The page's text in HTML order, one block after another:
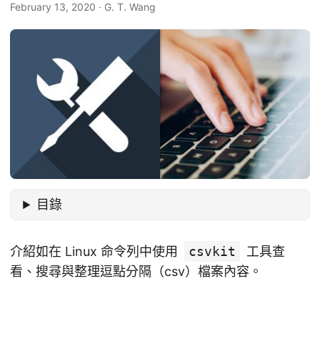
February 13, 2020 · G. T. Wang
目錄
介紹如在 Linux 命令列中使用 csvkit
工具查
看、搜尋與整理逗點分隔（csv）檔案內容。